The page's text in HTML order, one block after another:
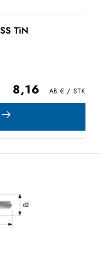
TiN
8,16